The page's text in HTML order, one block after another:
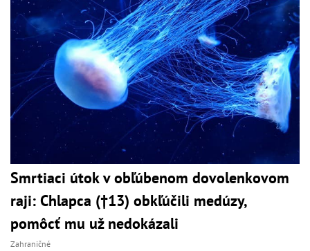
Smrtiaci útok v obľúbenom dovolenkovom
raji: Chlapca (†13) obkľúčili medúzy,
pomôcť mu už nedokázali
Zahraničné